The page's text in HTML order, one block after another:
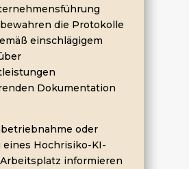
die Protokolle
einschlägigem
Dokumentation
oder
eines Hochrisiko-KI-
informieren